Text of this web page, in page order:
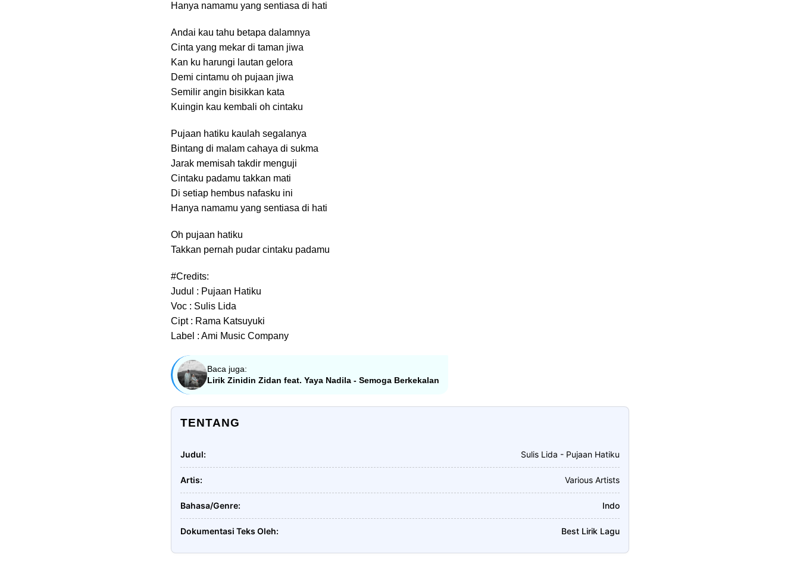
Hanya namamu yang sentiasa di hati
Andai kau tahu betapa dalamnya
Cinta yang mekar di taman jiwa
Kan ku harungi lautan gelora
Demi cintamu oh pujaan jiwa
Semilir angin bisikkan kata
Kuingin kau kembali oh cintaku
Pujaan hatiku kaulah segalanya
Bintang di malam cahaya di sukma
Jarak memisah takdir menguji
Cintaku padamu takkan mati
Di setiap hembus nafasku ini
Hanya namamu yang sentiasa di hati
Oh pujaan hatiku
Takkan pernah pudar cintaku padamu
#Credits:
Judul : Pujaan Hatiku
Voc : Sulis Lida
Cipt : Rama Katsuyuki
Label : Ami Music Company
Baca juga:
Lirik Zinidin Zidan feat. Yaya Nadila - Semoga Berkekalan
TENTANG
Judul Sulis Lida - Pujaan Hatiku
Artis Various Artists
Bahasa/Genre Indo
Dokumentasi Teks Oleh Best Lirik Lagu